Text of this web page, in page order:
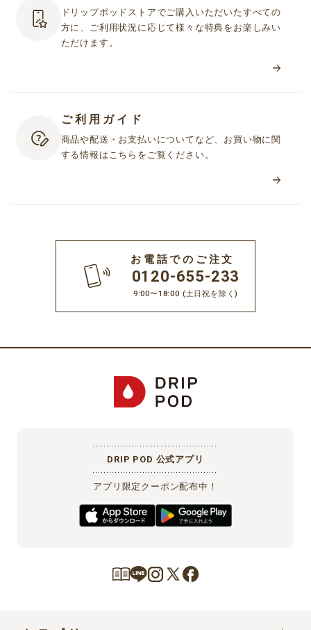
ドリップポッドストアでご購入いただいたすべての
方に、ご利用状況に応じて様々な特典をお楽しみい
ただけます。
ご利用ガイド
商品や配送・お支払いについてなど、お買い物に関
する情報はこちらをご覧ください。
お電話でのご注文
0120-655-233
9:00〜18:00 (土日祝を除く)
DRIP POD 公式アプリ
アプリ限定クーポン配布中！